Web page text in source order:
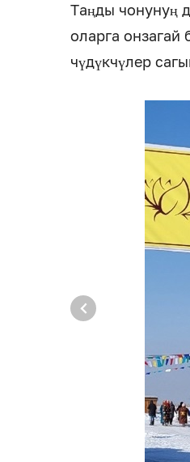
Таңды чонунуң
оларга
чүдүкчүлер